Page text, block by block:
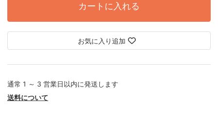
カートに入れる
お気に入り追加
通常 1 ～ 3 営業日以内に発送します
送料について